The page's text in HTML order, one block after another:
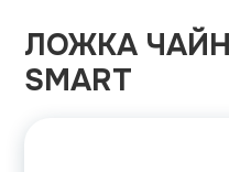
ЛОЖКА
SMART